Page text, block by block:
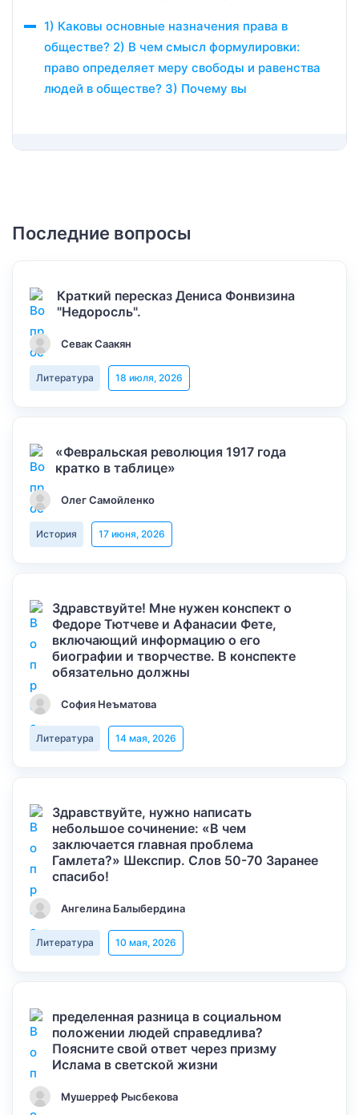
1) Каковы основные назначения права в
обществе? 2) В чем смысл формулировки:
право определяет меру свободы и равенства
людей в обществе? 3) Почему вы
Последние вопросы
Краткий пересказ Дениса Фонвизина
"Недоросль".
Севак Саакян
Литература 18 июля, 2026
«Февральская революция 1917 года
кратко в таблице»
Олег Самойленко
История 17 июня, 2026
Здравствуйте! Мне нужен конспект о
Федоре Тютчеве и Афанасии Фете,
включающий информацию о его
биографии и творчестве. В конспекте
обязательно должны
София Неъматова
Литература 14 мая, 2026
Здравствуйте, нужно написать
небольшое сочинение: «В чем
заключается главная проблема
Гамлета?» Шекспир. Слов 50-70 Заранее
спасибо!
Ангелина Балыбердина
Литература 10 мая, 2026
пределенная разница в социальном
положении людей справедлива?
Поясните свой ответ через призму
Ислама в светской жизни
Мушерреф Рысбекова